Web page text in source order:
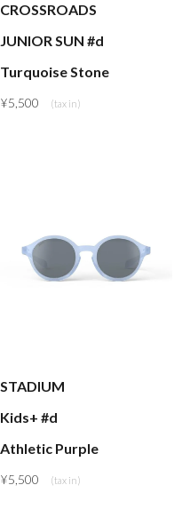
CROSSROADS
JUNIOR SUN #d
Turquoise Stone
¥5,500
STADIUM
Kids+ #d
Athletic Purple
¥5,500